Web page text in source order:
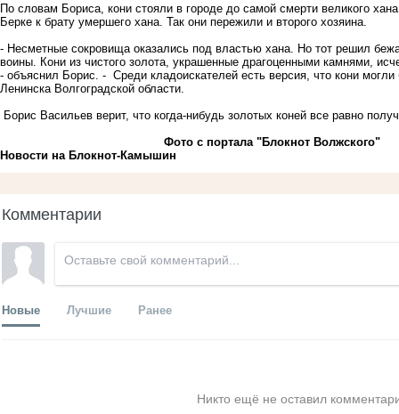
По словам Бориса, кони стояли в городе до самой смерти великого
Берке к брату умершего хана. Так они пережили и второго хозяина.
- Несметные сокровища оказались под властью хана. Но тот решил
воины. Кони из чистого золота, украшенные драгоценными камнями,
- объяснил Борис. - Среди кладоискателей есть версия, что кони
Ленинска Волгоградской области.
Борис Васильев верит, что когда-нибудь золотых коней все равно
Фото с портала "Блокнот Волжского"
Новости на Блoкнoт-Камышин
Комментарии
Новые Лучшие Ранее
Никто ещё не оставил